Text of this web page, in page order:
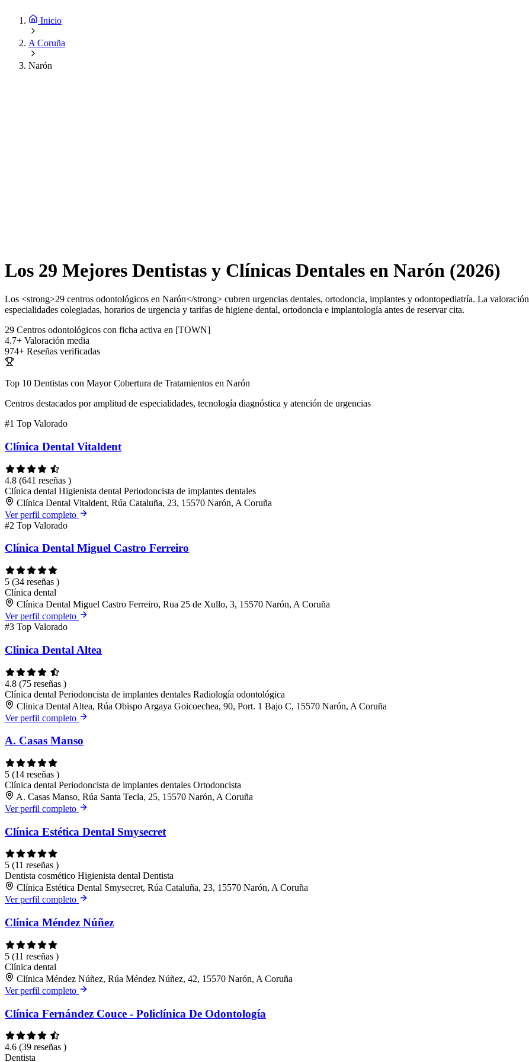
Inicio
A Coruña
Narón
Los 29 Mejores Dentistas y Clínicas Dentales en Narón (2026)
Los <strong>29 centros odontológicos en Narón</strong> cubren urgencias dentales, ortodoncia, implantes y odontopediatría. La
especialidades colegiadas, horarios de urgencia y tarifas de higiene dental, ortodoncia e implantología antes de reservar cita.
29 Centros odontológicos con ficha activa en [TOWN]
4.7+ Valoración media
974+ Reseñas verificadas
Top 10 Dentistas con Mayor Cobertura de Tratamientos en Narón
Centros destacados por amplitud de especialidades, tecnología diagnóstica y atención de urgencias
#1 Top Valorado
Clínica Dental Vitaldent
4.8 (641 reseñas )
Clínica dental Higienista dental Periodoncista de implantes dentales
Clínica Dental Vitaldent, Rúa Cataluña, 23, 15570 Narón, A Coruña
Ver perfil completo
#2 Top Valorado
Clínica Dental Miguel Castro Ferreiro
5 (34 reseñas )
Clínica dental
Clínica Dental Miguel Castro Ferreiro, Rua 25 de Xullo, 3, 15570 Narón, A Coruña
Ver perfil completo
#3 Top Valorado
Clinica Dental Altea
4.8 (75 reseñas )
Clínica dental Periodoncista de implantes dentales Radiología odontológica
Clinica Dental Altea, Rúa Obispo Argaya Goicoechea, 90, Port. 1 Bajo C, 15570 Narón, A Coruña
Ver perfil completo
A. Casas Manso
5 (14 reseñas )
Clínica dental Periodoncista de implantes dentales Ortodoncista
A. Casas Manso, Rúa Santa Tecla, 25, 15570 Narón, A Coruña
Ver perfil completo
Clínica Estética Dental Smysecret
5 (11 reseñas )
Dentista cosmético Higienista dental Dentista
Clínica Estética Dental Smysecret, Rúa Cataluña, 23, 15570 Narón, A Coruña
Ver perfil completo
Clínica Méndez Núñez
5 (11 reseñas )
Clínica dental
Clínica Méndez Núñez, Rúa Méndez Núñez, 42, 15570 Narón, A Coruña
Ver perfil completo
Clínica Fernández Couce - Policlínica De Odontología
4.6 (39 reseñas )
Dentista